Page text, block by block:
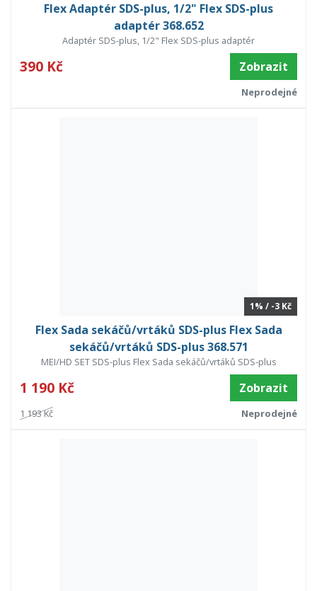
Flex Adaptér SDS-plus, 1/2" Flex SDS-plus
adaptér 368.652
Adaptér SDS-plus, 1/2" Flex SDS-plus adaptér
390 Kč Zobrazit
Neprodejné
1% / -3 Kč
Flex Sada sekáčů/vrtáků SDS-plus Flex Sada
sekáčů/vrtáků SDS-plus 368.571
MEI/HD SET SDS-plus Flex Sada sekáčů/vrtáků SDS-plus
1 190 Kč Zobrazit
1 193 Kč Neprodejné